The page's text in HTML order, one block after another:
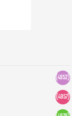
(4952)
(4957)